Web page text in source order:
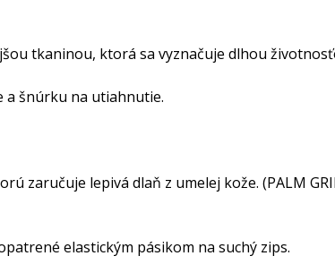
tkaninou, ktorá sa vyznačuje dlhou
a šnúrku na utiahnutie.
zaručuje lepivá dlaň z umelej kože. (PALM
elastickým pásikom na suchý zips.